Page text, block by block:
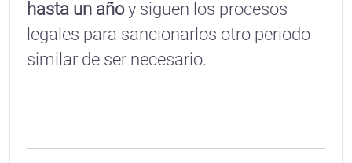
hasta un añoy siguen los procesos
legales para sancionarlos otro periodo
similar de ser necesario.